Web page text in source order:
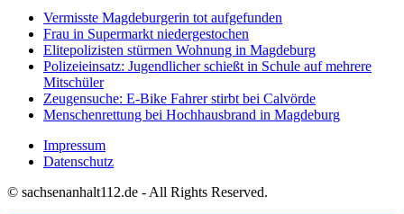
Vermisste Magdeburgerin tot aufgefunden
Frau in Supermarkt niedergestochen
Elitepolizisten stürmen Wohnung in Magdeburg
Polizeieinsatz: Jugendlicher schießt in Schule auf mehrere
Mitschüler
Zeugensuche: E-Bike Fahrer stirbt bei Calvörde
Menschenrettung bei Hochhausbrand in Magdeburg
Impressum
Datenschutz
© sachsenanhalt112.de - All Rights Reserved.